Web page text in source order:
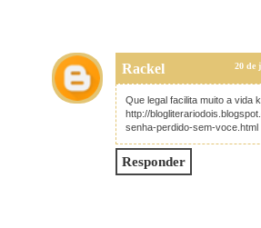
Rackel 20 de
Que legal facilita muito a vida
http://
senha-perdido-sem-voce.html
Responder